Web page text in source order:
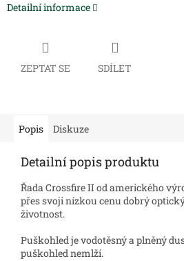
Detailní informace
ZEPTAT SE SDÍLET
Popis Diskuze
Detailní popis produktu
Řada Crossfire II od amerického
přes svoji nízkou cenu dobrý
životnost.
Puškohled je vodotěsný a plněný
puškohled nemlží.